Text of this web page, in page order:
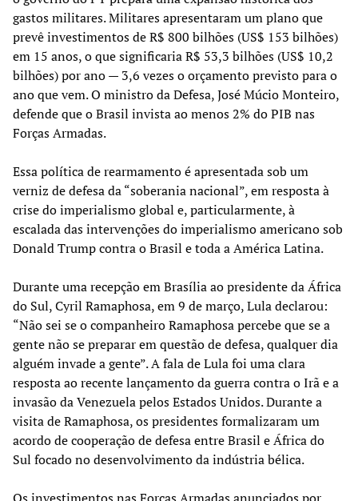
gastos militares. Militares apresentaram um plano que
prevê investimentos de R$ 800 bilhões (US$ 153 bilhões)
em 15 anos, o que significaria R$ 53,3 bilhões (US$ 10,2
bilhões) por ano — 3,6 vezes o orçamento previsto para o
ano que vem. O ministro da Defesa, José Múcio Monteiro,
defende que o Brasil invista ao menos 2% do PIB nas
Forças Armadas.
Essa política de rearmamento é apresentada sob um
verniz de defesa da “soberania nacional”, em resposta à
crise do imperialismo global e, particularmente, à
escalada das intervenções do imperialismo americano sob
Donald Trump contra o Brasil e toda a América Latina.
Durante uma recepção em Brasília ao presidente da África
do Sul, Cyril Ramaphosa, em 9 de março, Lula declarou:
“Não sei se o companheiro Ramaphosa percebe que se a
gente não se preparar em questão de defesa, qualquer dia
alguém invade a gente”. A fala de Lula foi uma clara
resposta ao recente lançamento da guerra contra o Irã e a
invasão da Venezuela pelos Estados Unidos. Durante a
visita de Ramaphosa, os presidentes formalizaram um
acordo de cooperação de defesa entre Brasil e África do
Sul focado no desenvolvimento da indústria bélica.
Os investimentos nas Forças Armadas anunciados por